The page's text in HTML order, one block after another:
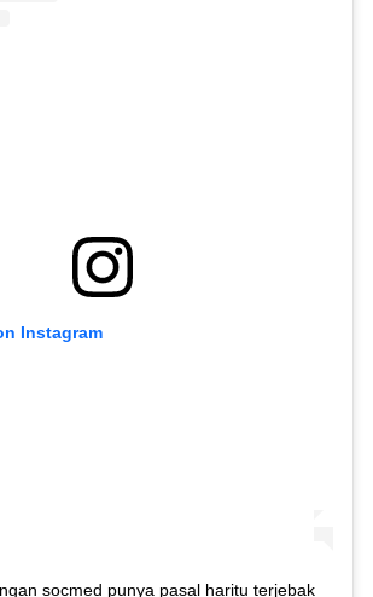
Instagram
socmed punya pasal haritu terjebak